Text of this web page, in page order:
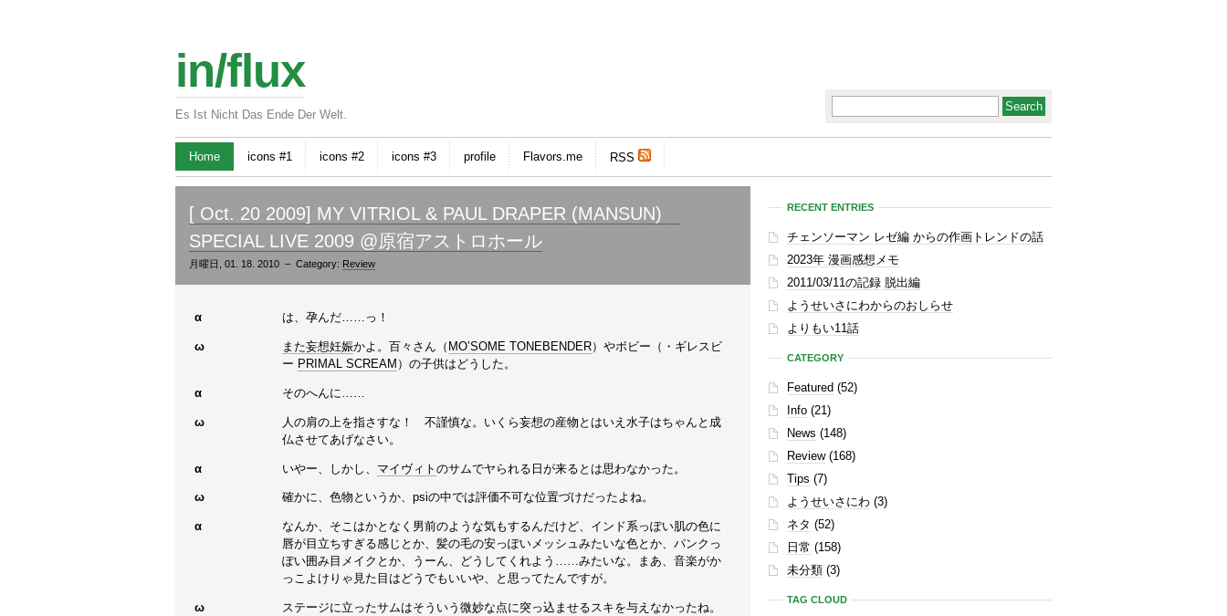
in/flux
Es Ist Nicht Das Ende Der Welt.
Home icons #1 icons #2 icons #3 profile Flavors.me RSS
[ Oct. 20 2009] MY VITRIOL & PAUL DRAPER (MANSUN)
SPECIAL LIVE 2009 @原宿アストロホール
月曜日, 01. 18. 2010 – Category: Review
α は、孕んだ……っ！
ω また妄想妊娠かよ。百々さん（ MO’SOME TONEBENDER）やボビー（・ギレスビ
ー PRIMAL SCREAM ）の子供はどうした。
α そのへんに……
ω
人の肩の上を指さすな！ 不謹慎な。いくら妄想の産物とはいえ水子はちゃんと成
仏させてあげなさい。
α いやー、しかし、 マイヴィトのサムでヤられる日が来るとは思わなかった。
ω 確かに、色物というか、psiの中では評価不可な位置づけだったよね。
α
なんか、そこはかとなく男前のような気もするんだけど、インド系っぽい肌の色に
唇が目立ちすぎる感じとか、髪の毛の安っぽいメッシュみたいな色とか、パンクっ
ぽい囲み目メイクとか、うーん、どうしてくれよう……みたいな。まあ、音楽がか
っこよけりゃ見た目はどうでもいいや、と思ってたんですが。
ω
ステージに立ったサムはそういう微妙な点に突っ込ませるスキを与えなかったね。
RECENT ENTRIES
チェンソーマン レゼ編 からの作画トレンドの話
2023年 漫画感想メモ
2011/03/11の記録 脱出編
ようせいさにわからのおしらせ
よりもい11話
CATEGORY
Featured (52)
Info (21)
News (148)
Review(168)
Tips (7)
ようせいさにわ (3)
ネタ (52)
日常 (158)
未分類 (3)
TAG CLOUD